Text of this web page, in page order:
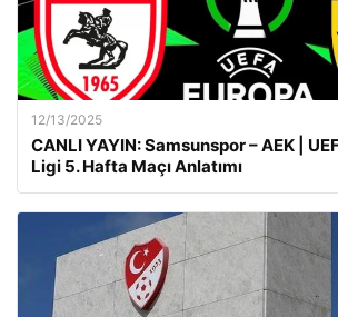
12/13/2025
CANLI YAYIN: Samsunspor – AEK |
Ligi 5. Hafta Maçı Anlatımı